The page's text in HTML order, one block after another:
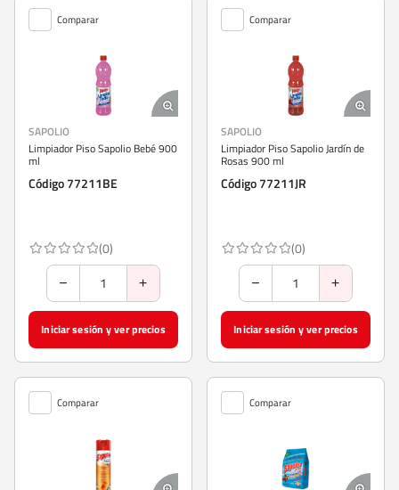
Comparar
SAPOLIO
Limpiador Piso Sapolio Bebé 900
ml
Código 77211BE
(0)
Iniciar sesión y ver precios
Comparar
SAPOLIO
Limpiador Piso Sapolio Jardí­n de
Rosas 900 ml
Código 77211JR
(0)
Iniciar sesión y ver precios
Comparar Comparar